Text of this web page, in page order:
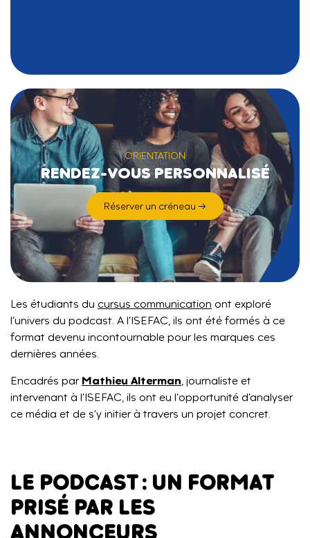
Les étudiants du cursus communication ont exploré
l’univers du podcast. A l’ISEFAC, ils ont été formés à ce
format devenu incontournable pour les marques ces
dernières années.
Encadrés par Mathieu Alterman, journaliste et
intervenant à l’ISEFAC, ils ont eu l’opportunité d’analyser
ce média et de s’y initier à travers un projet concret.
LE PODCAST : UN FORMAT
PRISÉ PAR LES
ANNONCEURS
ORIENTATION
RENDEZ-VOUS PERSONNALISÉ
Réserver un créneau →